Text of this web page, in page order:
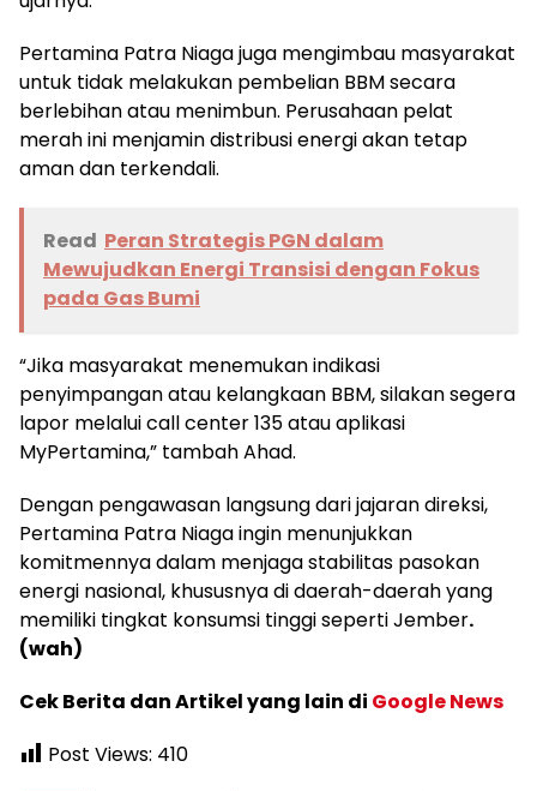
Pertamina Patra Niaga juga mengimbau masyarakat
untuk tidak melakukan pembelian BBM secara
berlebihan atau menimbun. Perusahaan pelat
merah ini menjamin distribusi energi akan tetap
aman dan terkendali.
Read Peran Strategis PGN dalam
Mewujudkan Energi Transisi dengan Fokus
pada Gas Bumi
“Jika masyarakat menemukan indikasi
penyimpangan atau kelangkaan BBM, silakan segera
lapor melalui call center 135 atau aplikasi
MyPertamina,” tambah Ahad.
Dengan pengawasan langsung dari jajaran direksi,
Pertamina Patra Niaga ingin menunjukkan
komitmennya dalam menjaga stabilitas pasokan
energi nasional, khususnya di daerah-daerah yang
memiliki tingkat konsumsi tinggi seperti Jember.
(wah)
Cek Berita dan Artikel yang lain di Google News
Post Views: 410